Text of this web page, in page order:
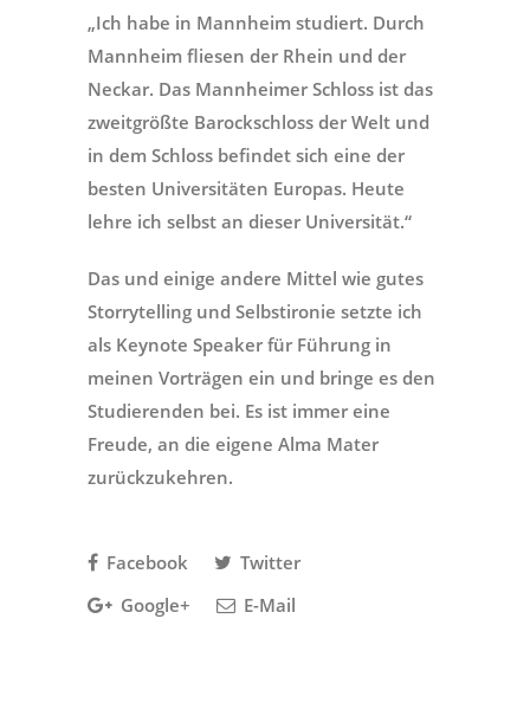
„Ich habe in Mannheim studiert. Durch
Mannheim fliesen der Rhein und der
Neckar. Das Mannheimer Schloss ist das
zweitgrößte Barockschloss der Welt und
in dem Schloss befindet sich eine der
besten Universitäten Europas. Heute
lehre ich selbst an dieser Universität.“
Das und einige andere Mittel wie gutes
Storrytelling und Selbstironie setzte ich
als Keynote Speaker für Führung in
meinen Vorträgen ein und bringe es den
Studierenden bei. Es ist immer eine
Freude, an die eigene Alma Mater
zurückzukehren.
Facebook
Twitter
Google+
E-Mail